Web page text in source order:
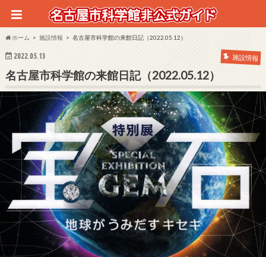
ホーム 施設情報 名古屋市科学館の来館日記（2022.05.12）
2022.05.13 施設情報
名古屋市科学館の来館日記（2022.05.12）